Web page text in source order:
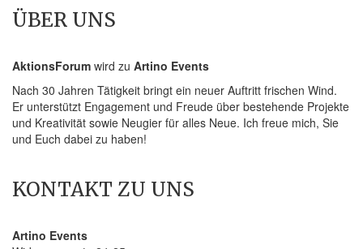
ÜBER UNS
AktionsForum wird zu Artino Events
Nach 30 Jahren Tätigkeit bringt ein neuer Auftritt frischen Wind.
Er unterstützt Engagement und Freude über bestehende Projekte
und Kreativität sowie Neugier für alles Neue. Ich freue mich, Sie
und Euch dabei zu haben!
KONTAKT ZU UNS
Artino Events